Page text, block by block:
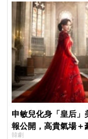
申敏兒化身「皇后
報公開，高貴氣場＋
韓劇